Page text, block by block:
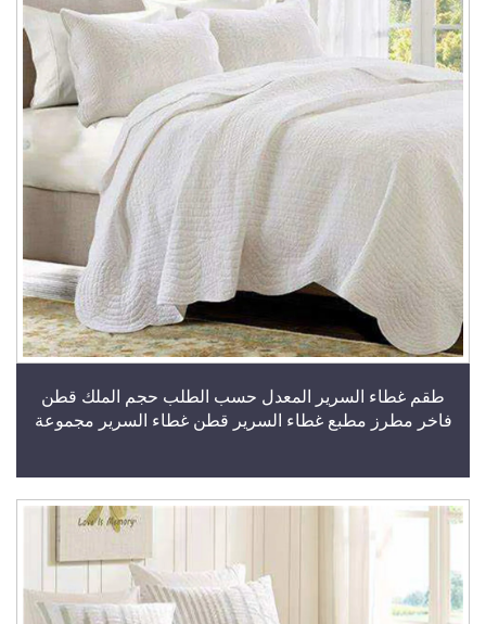
طقم غطاء السرير المعدل حسب الطلب حجم الملك قطن
فاخر مطرز مطبع غطاء السرير قطن غطاء السرير مجموعة